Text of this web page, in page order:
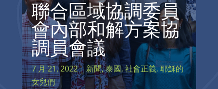
聯合區域協調委員
會內部和解方案協
調員會議
7 月 21, 2022|新聞,泰國,社會正義,耶穌的
女兒們